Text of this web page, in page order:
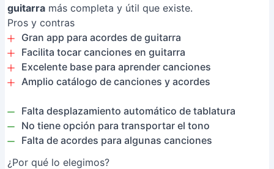
guitarra más completa y útil que existe.
Pros y contras
Gran app para acordes de guitarra
Facilita tocar canciones en guitarra
Excelente base para aprender canciones
Amplio catálogo de canciones y acordes
Falta desplazamiento automático de tablatura
No tiene opción para transportar el tono
Falta de acordes para algunas canciones
¿Por qué lo elegimos?